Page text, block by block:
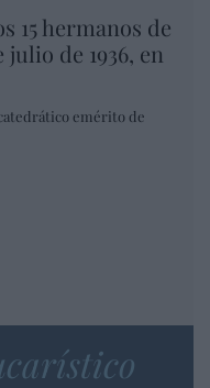
15 hermanos de
julio de 1936, en
emérito de